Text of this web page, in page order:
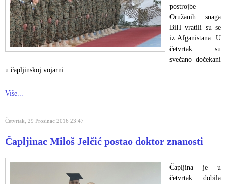
postrojbe
Oružanih snaga
BiH vratili su se
iz Afganistana. U
četvrtak su
svečano dočekani
u čapljinskoj vojarni.
Više...
Četvrtak, 29 Prosinac 2016 23:47
Čapljinac Miloš Jelčić postao doktor znanosti
Čapljina je u
četvrtak dobila